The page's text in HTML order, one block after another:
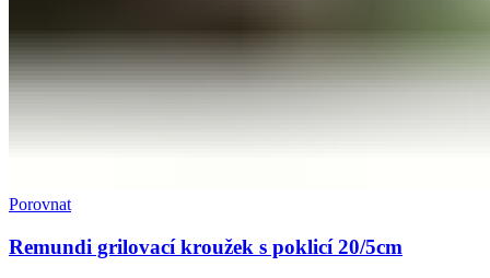
Porovnat
Remundi grilovací kroužek s poklicí 20/5cm